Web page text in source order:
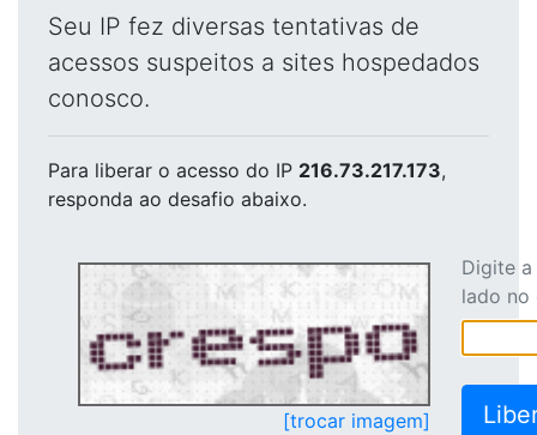
Seu IP fez diversas tentativas de
acessos suspeitos a sites hospedados
conosco.
Para liberar o acesso do IP 216.73.217.173,
responda ao desafio abaixo.
[trocar imagem]
Digite
lado no